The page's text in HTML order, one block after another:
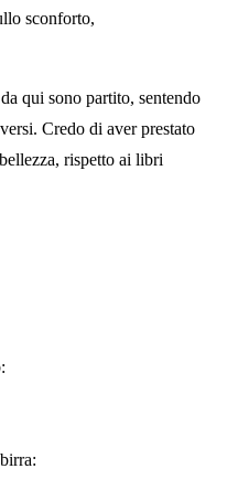
sconforto,
qui sono partito, sentendo
Credo di aver prestato
rispetto ai libri